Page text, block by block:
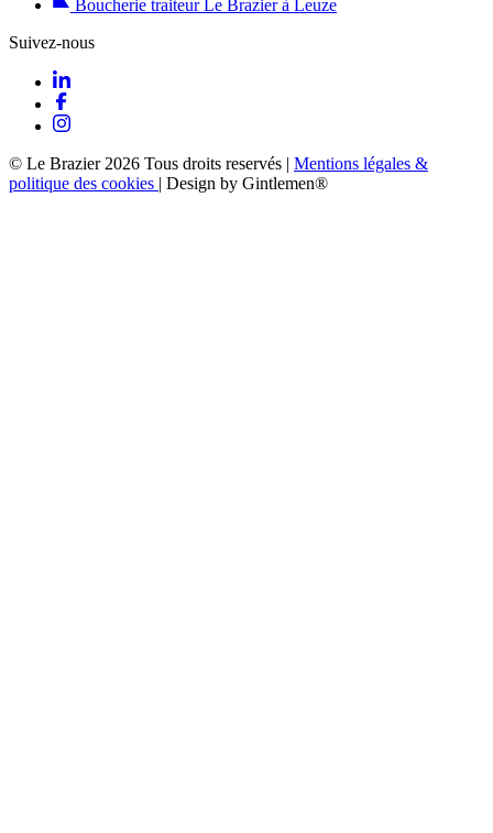
Boucherie traiteur Le Brazier à Leuze
Suivez-nous
© Le Brazier 2026 Tous droits reservés | Mentions légales &
politique des cookies | Design by Gintlemen®